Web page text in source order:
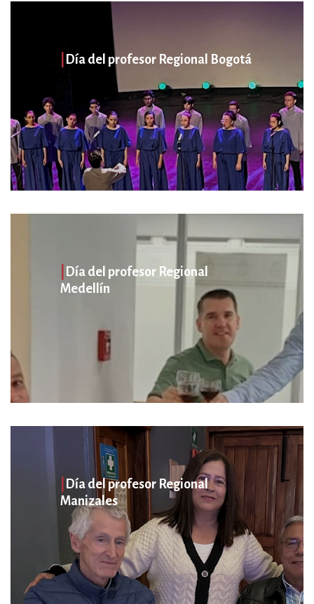
Día del profesor Regional Bogotá
Día del profesor Regional
Medellín
Día del profesor Regional
Manizales